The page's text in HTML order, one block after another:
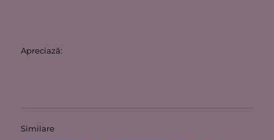
Apreciază:
Similare